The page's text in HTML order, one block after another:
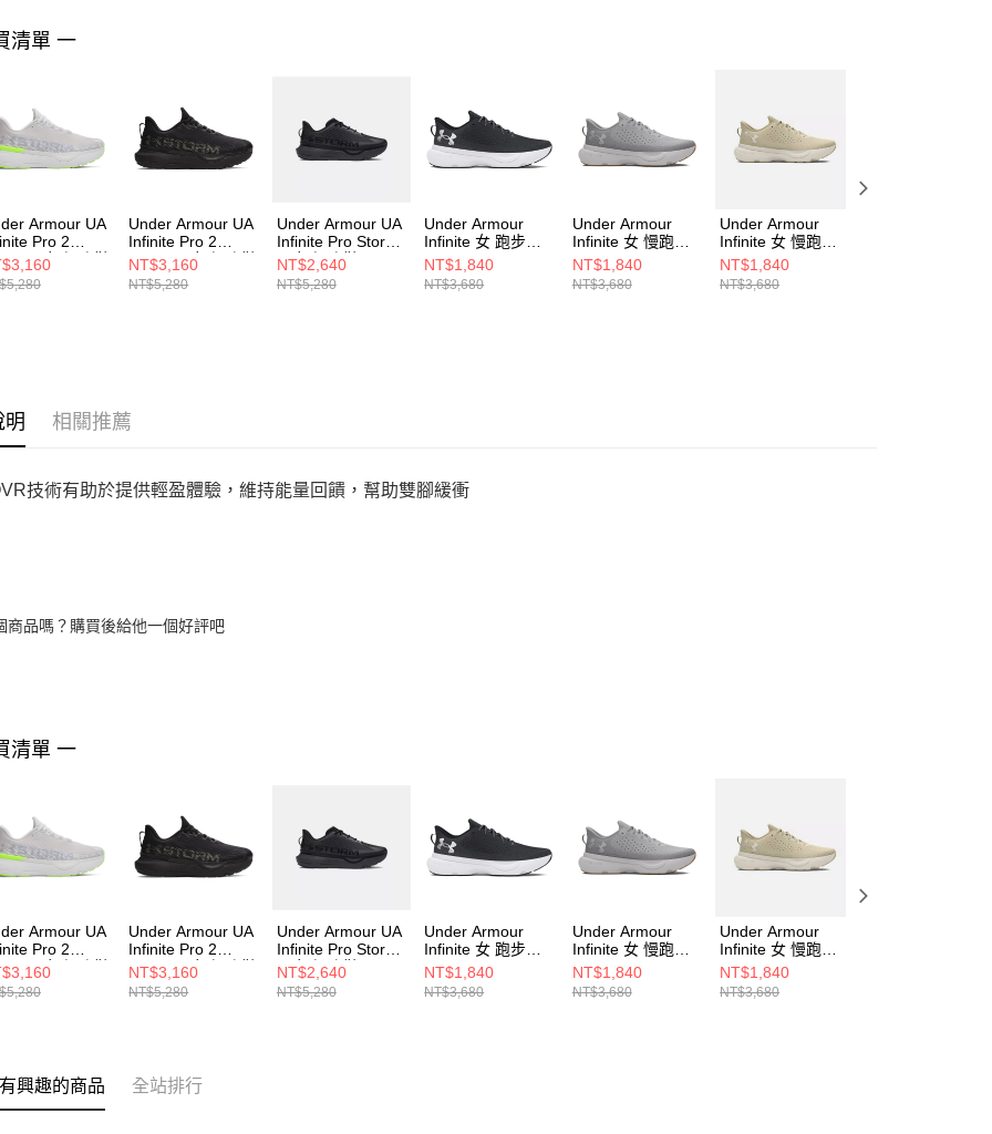
形，恩沛科技股份有限公司將有權停止該用戶之使用額度並採取法律行
動。
清單 一
Armour UA
Pro 2
男女 慢跑鞋
023
Under Armour UA
Infinite Pro 2
Storm 男女 慢跑鞋
6000018-001
NT$3,160
NT$5,280
Under Armour UA
Infinite Pro Storm
男女 慢跑鞋
3027588-001
NT$2,640
NT$5,280
Under Armour
Infinite 女 跑步鞋
3027524-001
NT$1,840
NT$3,680
Under Armour
Infinite 女 慢跑鞋
3027524-104
NT$1,840
NT$3,680
Under Armour
Infinite 女 慢跑鞋
3027524-200
NT$1,840
NT$3,680
明 相關推薦
技術有助於提供輕盈體驗，維持能量回饋，幫助雙腳緩衝
商品嗎？購買後給他一個好評吧
清單 一
Armour UA
Pro 2
男女 慢跑鞋
023
Under Armour UA
Infinite Pro 2
Storm 男女 慢跑鞋
6000018-001
NT$3,160
NT$5,280
Under Armour UA
Infinite Pro Storm
男女 慢跑鞋
3027588-001
NT$2,640
NT$5,280
Under Armour
Infinite 女 跑步鞋
3027524-001
NT$1,840
NT$3,680
Under Armour
Infinite 女 慢跑鞋
3027524-104
NT$1,840
NT$3,680
Under Armour
Infinite 女 慢跑鞋
3027524-200
NT$1,840
NT$3,680
興趣的商品 全站排行